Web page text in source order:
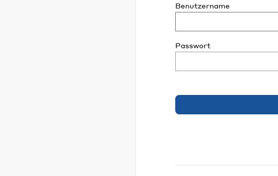
Benutzername
Passwort